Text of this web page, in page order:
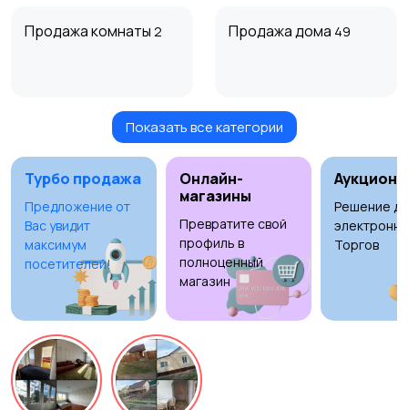
Продажа комнаты 2 Продажа дома 49
Продажа участка8
Аренда квартиры
длительно3
Аренда комнаты
длительно
Аренда дома
длительно
Аренда квартиры
посуточно 17
Показать все категории
Турбо продажа
Предложение от
Вас увидит
максимум
посетителей!
Онлайн-
магазины
Превратите свой
профиль в
полноценный
магазин
Аукционы
Решение
Торгов